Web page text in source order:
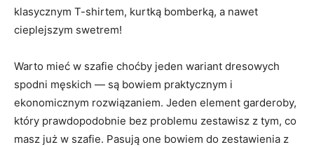
klasycznym T-shirtem, kurtką bomberką, a nawet
cieplejszym swetrem!
Warto mieć w szafie choćby jeden wariant dresowych
spodni męskich — są bowiem praktycznym i
ekonomicznym rozwiązaniem. Jeden element garderoby,
który prawdopodobnie bez problemu zestawisz z tym, co
masz już w szafie. Pasują one bowiem do zestawienia z